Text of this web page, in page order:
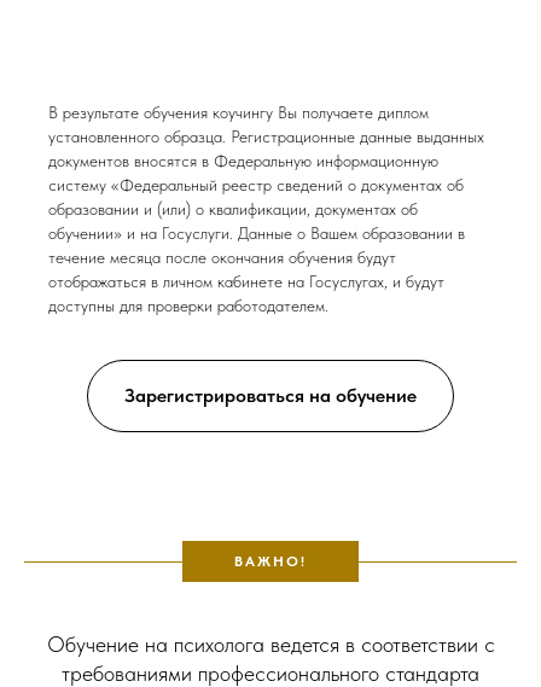
В результате обучения коучингу Вы получаете диплом
установленного образца. Регистрационные данные выданных
документов вносятся в Федеральную информационную
систему «Федеральный реестр сведений о документах об
образовании и (или) о квалификации, документах об
обучении» и на Госуслуги. Данные о Вашем образовании в
течение месяца после окончания обучения будут
отображаться в личном кабинете на Госуслугах, и будут
доступны для проверки работодателем.
Зарегистрироваться на обучение
ВАЖНО!
Обучение на психолога ведется в соответствии с
требованиями профессионального стандарта